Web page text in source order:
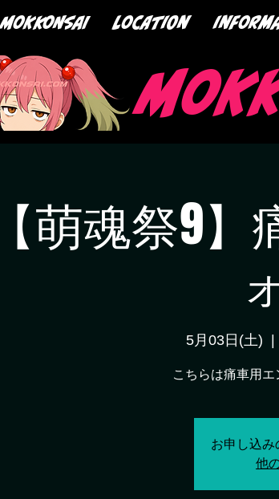
mokkonsai location
【萌魂祭9
5月03日(土)
  |
こちらは痛車用エ
お申し込み
他